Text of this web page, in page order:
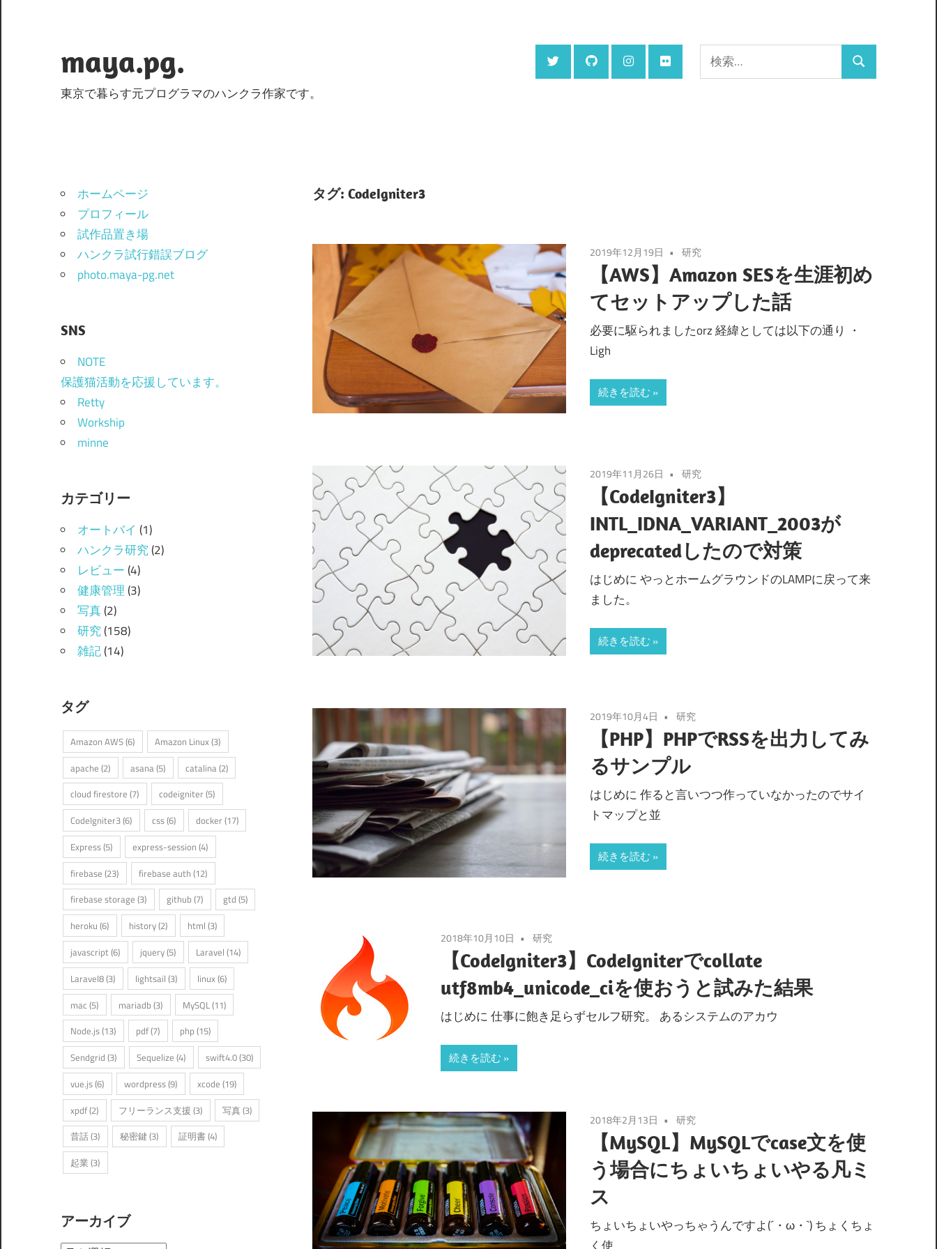
ン
ツ
プ
maya.pg.
東京で暮らす元プログラマのハンクラ作家です。
索:
検
タグ: CodeIgniter3
2019年12月19日 研究
【AWS】Amazon SESを生涯初め
てセットアップした話
必要に駆られましたorz 経緯としては以下の通り ・
Ligh
続きを読む
2019年11月26日 研究
【CodeIgniter3】
INTL_IDNA_VARIANT_2003が
deprecatedしたので対策
はじめに やっとホームグラウンドのLAMPに戻って来
ました。
続きを読む
2019年10月4日 研究
【PHP】PHPでRSSを出力してみ
るサンプル
はじめに 作ると言いつつ作っていなかったのでサイ
トマップと並
続きを読む
2018年10月10日 研究
【CodeIgniter3】CodeIgniterでcollate
utf8mb4_unicode_ciを使おうと試みた結果
はじめに 仕事に飽き足らずセルフ研究。 あるシステムのアカウ
続きを読む
2018年2月13日 研究
【MySQL】MySQLでcase文を使
う場合にちょいちょいやる凡ミ
ス
ちょいちょいやっちゃうんですよ(´・ω・`) ちょくちょ
ホームページ
プロフィール
試作品置き場
ハンクラ試行錯誤ブログ
photo.maya-pg.net
SNS
NOTE
保護猫活動を応援しています。
Retty
Workship
minne
カテゴリー
オートバイ (1)
ハンクラ研究(2)
レビュー(4)
健康管理(3)
写真(2)
研究(158)
雑記(14)
タグ
Amazon AWS(6) Amazon Linux(3)
apache (2) asana (5) catalina (2)
cloud firestore (7) codeigniter (5)
CodeIgniter3(6) css(6) docker (17)
Express(5) express-session (4)
firebase (23) firebase auth (12)
firebase storage (3) github (7) gtd (5)
heroku (6) history(2) html (3)
javascript(6) jquery(5) Laravel (14)
Laravel8(3) lightsail (3) linux(6)
mac (5) mariadb (3) MySQL(11)
Node.js(13) pdf(7) php(15)
Sendgrid (3) Sequelize (4) swift4.0(30)
vue.js(6) wordpress(9) xcode (19)
xpdf(2) フリーランス支援 (3) 写真(3)
昔話(3) 秘密鍵 (3) 証明書(4)
起業 (3)
アーカイブ